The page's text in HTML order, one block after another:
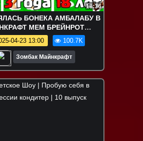
18:36
БОНЕКА АМБАЛАБУ В
МЕМ БРЕЙНРОТ
ЖИВОТНЫЕ
04-23 13:00 100.7K
Зомбак Майнкрафт